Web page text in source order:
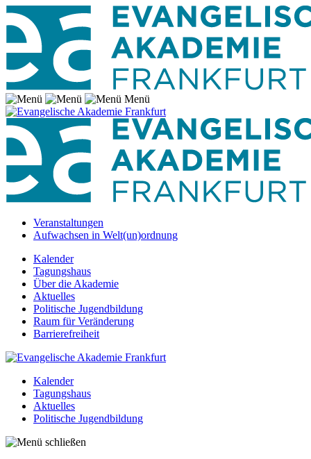
Menü
Veranstaltungen
Aufwachsen in Welt(un)ordnung
Kalender
Tagungshaus
Über die Akademie
Aktuelles
Politische Jugendbildung
Raum für Veränderung
Barrierefreiheit
Kalender
Tagungshaus
Aktuelles
Politische Jugendbildung